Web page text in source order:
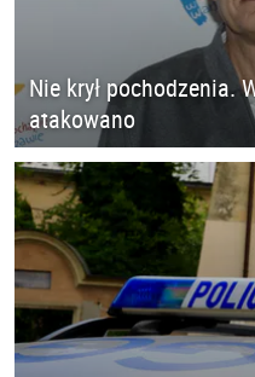
Nie krył pochodzenia.
atakowano